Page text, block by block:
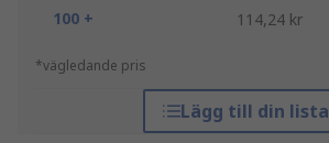
100 +
114,24 kr
*vägledande pris
Lägg till din lista